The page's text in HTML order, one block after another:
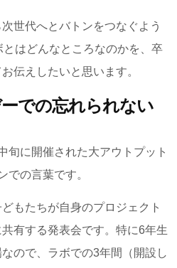
世代へとバトンをつなぐよう
はどんなところなのかを、卒
伝えしたいと思います。
での忘れられない
旬に開催された大アウトプット
での言葉です。
もたちが自身のプロジェクト
有する発表会です。特に6年生
ので、ラボでの3年間（開設し